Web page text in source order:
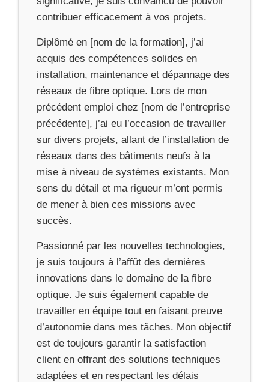
contribuer efficacement à vos projets.
Diplômé en [nom de la formation], j’ai
acquis des compétences solides en
installation, maintenance et dépannage des
réseaux de fibre optique. Lors de mon
précédent emploi chez [nom de l’entreprise
précédente], j’ai eu l’occasion de travailler
sur divers projets, allant de l’installation de
réseaux dans des bâtiments neufs à la
mise à niveau de systèmes existants. Mon
sens du détail et ma rigueur m’ont permis
de mener à bien ces missions avec
succès.
Passionné par les nouvelles technologies,
je suis toujours à l’affût des dernières
innovations dans le domaine de la fibre
optique. Je suis également capable de
travailler en équipe tout en faisant preuve
d’autonomie dans mes tâches. Mon objectif
est de toujours garantir la satisfaction
client en offrant des solutions techniques
adaptées et en respectant les délais